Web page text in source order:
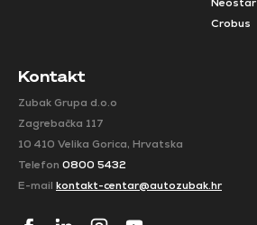
Crobus
Kontakt
Zubak Grupa d.o.o
Zagrebačka 117
10 410 Velika Gorica, Hrvatska
Telefon 0800 5432
E-mail kontakt-centar@autozubak.hr